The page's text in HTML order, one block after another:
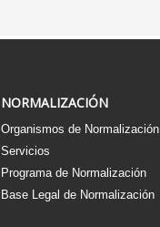
NORMALIZACIÓN
Organismos de Normalización
Servicios
Programa de Normalización
Base Legal de Normalización